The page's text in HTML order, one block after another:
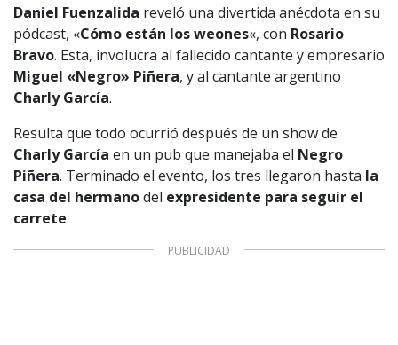
Daniel Fuenzalida reveló una divertida anécdota en su
pódcast, «Cómo están los weones«, con Rosario
Bravo. Esta, involucra al fallecido cantante y empresario
Miguel «Negro» Piñera, y al cantante argentino
Charly García.
Resulta que todo ocurrió después de un show de
Charly García en un pub que manejaba el Negro
Piñera. Terminado el evento, los tres llegaron hasta la
casa del hermanodel expresidente para seguir el
carrete.